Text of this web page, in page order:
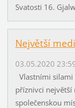
Svatosti 16.
Největší
03.05.2020
Vlastními
příznivci
společenskou